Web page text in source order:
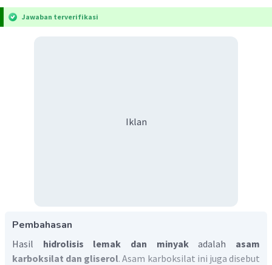
Jawaban terverifikasi
Iklan
Pembahasan
Hasil hidrolisis lemak dan minyakadalah asam
karboksilat dan gliserol. Asam karboksilat ini juga disebut